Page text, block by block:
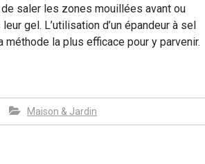
saler les zones mouillées avant ou
gel. L’utilisation d’un épandeur à sel
la plus efficace pour y parvenir.
Maison & Jardin